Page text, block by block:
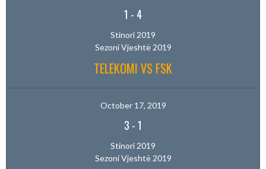
1 - 4
Stinori 2019
Sezoni Vjeshtë 2019
TELEKOMI VS FSK
October 17, 2019
3 -1
Stinori 2019
Sezoni Vjeshtë 2019